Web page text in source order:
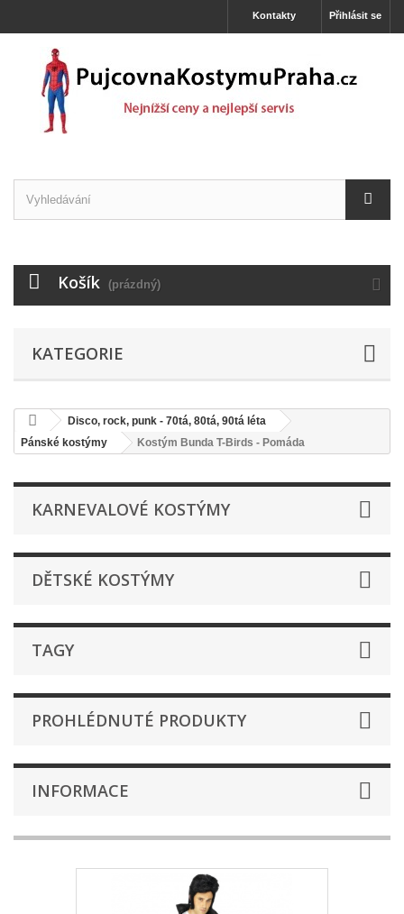
Přihlásit se
Kontakty
Košík (prázdný)
KATEGORIE
Disco, rock, punk - 70tá, 80tá, 90tá léta
Pánské kostýmy
Kostým Bunda T-Birds - Pomáda
KARNEVALOVÉ KOSTÝMY
DĚTSKÉ KOSTÝMY
TAGY
PROHLÉDNUTÉ PRODUKTY
INFORMACE